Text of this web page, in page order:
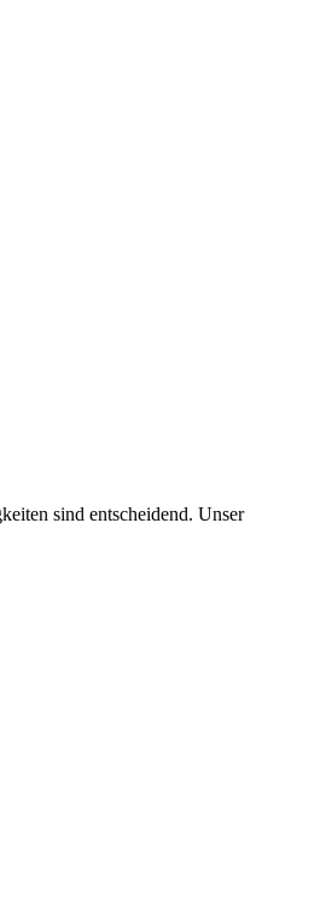
sind entscheidend. Unser